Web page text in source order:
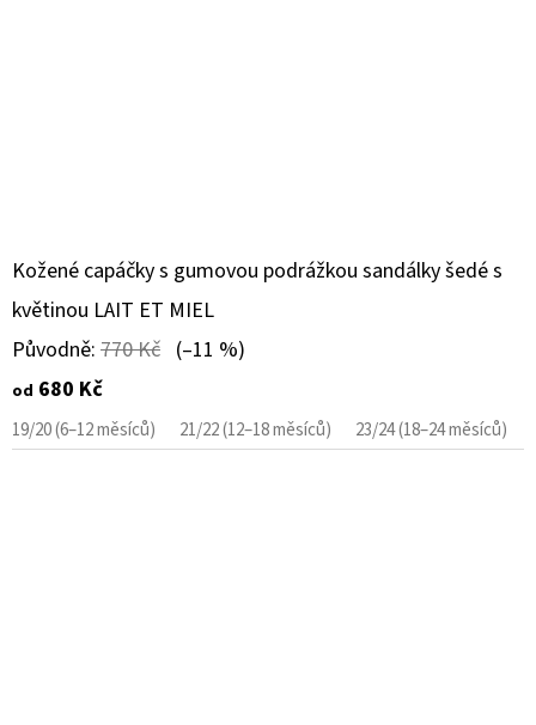
Kožené capáčky s gumovou podrážkou sandálky šedé s
květinou LAIT ET MIEL
Původně: 770 Kč (–11 %)
od 680 Kč
19/20 (6–12 měsíců) 21/22 (12–18 měsíců) 23/24 (18–24 měsíců)